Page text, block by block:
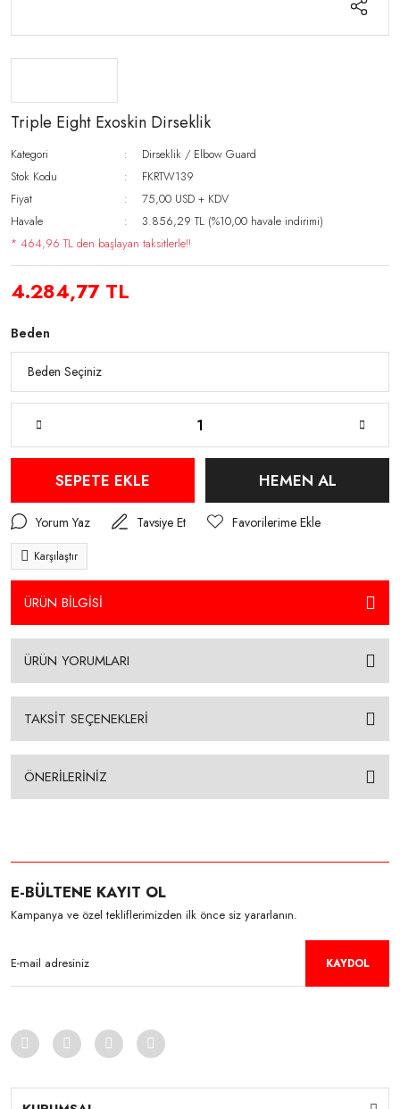
Triple Eight Exoskin Dirseklik
Kategori
Dirseklik / Elbow Guard
Stok Kodu
FKRTW139
Fiyat
75,00 USD + KDV
Havale
3.856,29 TL (%10,00 havale indirimi)
* 464,96 TL den başlayan taksitlerle!!
4.284,77 TL
Beden
SEPETE EKLE HEMEN AL
Yorum Yaz Tavsiye Et
Karşılaştır
ÜRÜN BİLGİSİ
ÜRÜN YORUMLARI
TAKSİT SEÇENEKLERİ
ÖNERİLERİNİZ
E-BÜLTENE KAYIT OL
Kampanya ve özel tekliflerimizden ilk önce siz yararlanın.
KAYDOL